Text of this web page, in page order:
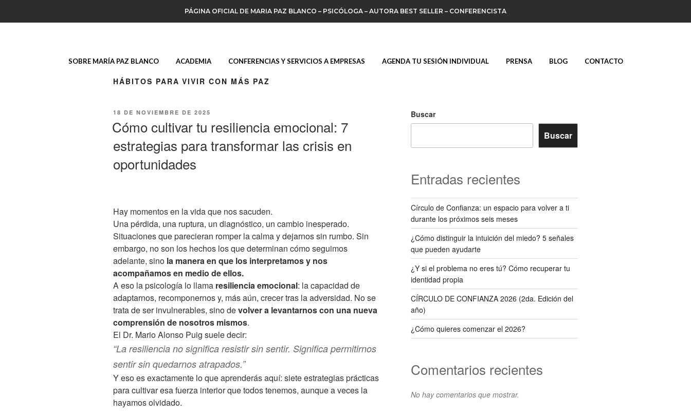
PÁGINA OFICIAL DE MARIA PAZ BLANCO – PSICÓLOGA – AUTORA BEST SELLER – CONFERENCISTA
SOBRE MARÍA PAZ BLANCO ACADEMIA CONFERENCIAS Y SERVICIOS A EMPRESAS AGENDA TU SESIÓN INDIVIDUAL PRENSA BLOG CONTACTO
HÁBITOS PARA VIVIR CON MÁS PAZ
18 DE NOVIEMBRE DE 2025
Cómo cultivar tu resiliencia emocional: 7
estrategias para transformar las crisis en
oportunidades
Hay momentos en la vida que nos sacuden.
Una pérdida, una ruptura, un diagnóstico, un cambio inesperado.
Situaciones que parecieran romper la calma y dejarnos sin rumbo. Sin
embargo, no son los hechos los que determinan cómo seguimos
adelante, sino la manera en que los interpretamos y nos
acompañamos en medio de ellos.
A eso la psicología lo llama resiliencia emocional: la capacidad de
adaptarnos, recomponernos y, más aún, crecer tras la adversidad. No se
trata de ser invulnerables, sino devolver a levantarnos con una nueva
comprensión de nosotros mismos.
El Dr. Mario Alonso Puig suele decir:
“La resiliencia no significa resistir sin sentir. Significa permitirnos
sentir sin quedarnos atrapados.”
Y eso es exactamente lo que aprenderás aquí: siete estrategias prácticas
para cultivar esa fuerza interior que todos tenemos, aunque a veces la
hayamos olvidado.
Buscar
Buscar
Entradas recientes
Círculo de Confianza: un espacio para volver a ti
durante los próximos seis meses
¿Cómo distinguir la intuición del miedo? 5 señales
que pueden ayudarte
¿Y si el problema no eres tú? Cómo recuperar tu
identidad propia
CÍRCULO DE CONFIANZA 2026 (2da. Edición del
año)
¿Cómo quieres comenzar el 2026?
Comentarios recientes
No hay comentarios que mostrar.